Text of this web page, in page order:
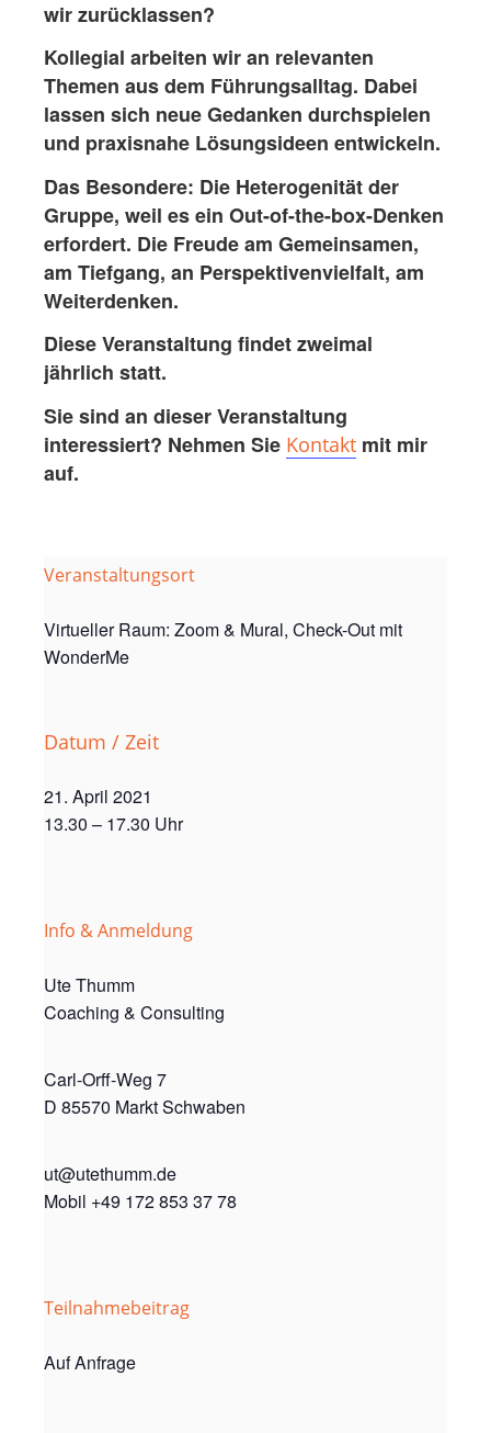
wir zurücklassen?
Kollegial arbeiten wir an relevanten
Themen aus dem Führungsalltag. Dabei
lassen sich neue Gedanken durchspielen
und praxisnahe Lösungsideen entwickeln.
Das Besondere: Die Heterogenität der
Gruppe, weil es ein Out-of-the-box-Denken
erfordert. Die Freude am Gemeinsamen,
am Tiefgang, an Perspektivenvielfalt, am
Weiterdenken.
Diese Veranstaltung findet zweimal
jährlich statt.
Sie sind an dieser Veranstaltung
interessiert? Nehmen Sie Kontaktmit mir
auf.
Veranstaltungsort
Virtueller Raum: Zoom & Mural, Check-Out mit
WonderMe
Datum / Zeit
21. April 2021
13.30 – 17.30 Uhr
Info & Anmeldung
Ute Thumm
Coaching & Consulting
Carl-Orff-Weg 7
D 85570 Markt Schwaben
ut@utethumm.de
Mobil +49 172 853 37 78
Teilnahmebeitrag
Auf Anfrage